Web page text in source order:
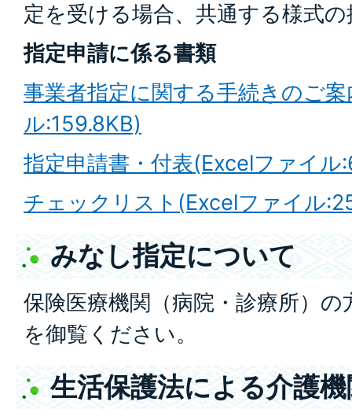
定を受ける場合、共通する様式
指定申請に係る書類
事業者指定に関する手続きのご
ル:159.8KB)
指定申請書・付表(Excelファイル
チェックリスト(Excelファイル
みなし指定について
保険医療機関（病院・診療所）の
を御覧ください。
生活保護法による介護